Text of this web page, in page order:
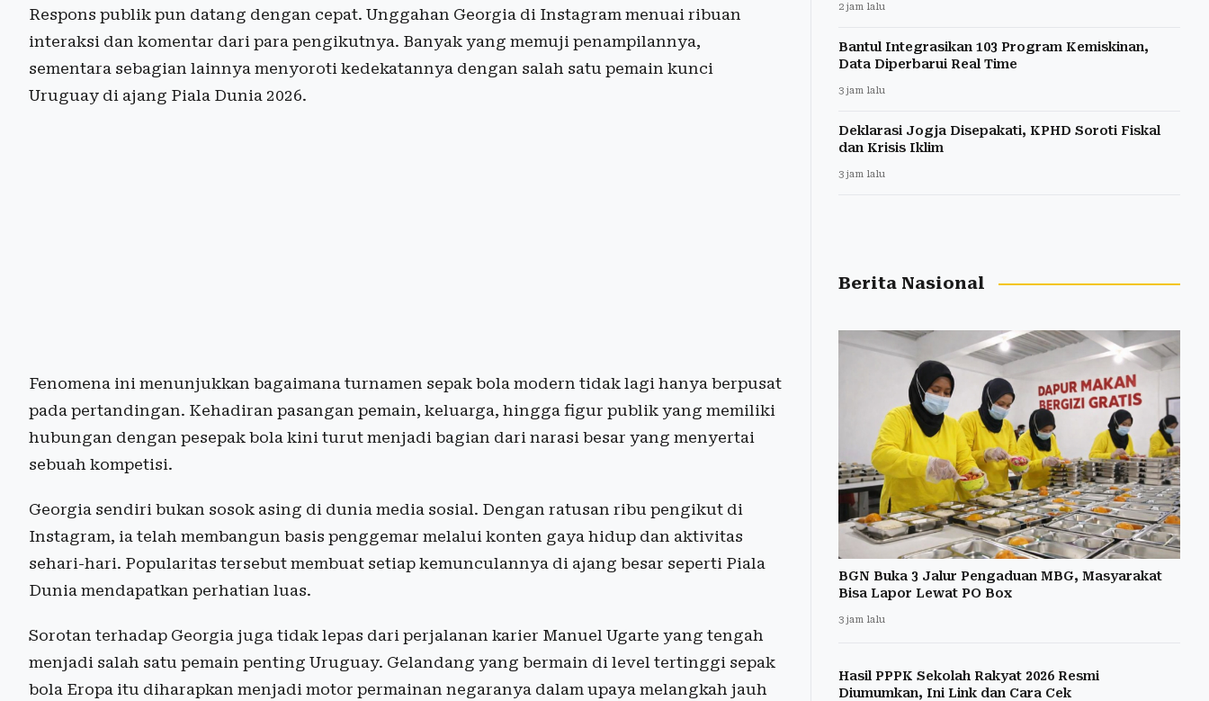
Respons publik pun datang dengan cepat. Unggahan Georgia di Instagram menuai ribuan
interaksi dan komentar dari para pengikutnya. Banyak yang memuji penampilannya,
sementara sebagian lainnya menyoroti kedekatannya dengan salah satu pemain kunci
Uruguay di ajang Piala Dunia 2026.
Fenomena ini menunjukkan bagaimana turnamen sepak bola modern tidak lagi hanya berpusat
pada pertandingan. Kehadiran pasangan pemain, keluarga, hingga figur publik yang memiliki
hubungan dengan pesepak bola kini turut menjadi bagian dari narasi besar yang menyertai
sebuah kompetisi.
Georgia sendiri bukan sosok asing di dunia media sosial. Dengan ratusan ribu pengikut di
Instagram, ia telah membangun basis penggemar melalui konten gaya hidup dan aktivitas
sehari-hari. Popularitas tersebut membuat setiap kemunculannya di ajang besar seperti Piala
Dunia mendapatkan perhatian luas.
Sorotan terhadap Georgia juga tidak lepas dari perjalanan karier Manuel Ugarte yang tengah
menjadi salah satu pemain penting Uruguay. Gelandang yang bermain di level tertinggi sepak
bola Eropa itu diharapkan menjadi motor permainan negaranya dalam upaya melangkah jauh
2 jam lalu
Bantul Integrasikan 103 Program Kemiskinan,
Data Diperbarui Real Time
3 jam lalu
Deklarasi Jogja Disepakati, KPHD Soroti Fiskal
dan Krisis Iklim
3 jam lalu
Berita Nasional
BGN Buka 3 Jalur Pengaduan MBG, Masyarakat
Bisa Lapor Lewat PO Box
3 jam lalu
Hasil PPPK Sekolah Rakyat 2026 Resmi
Diumumkan, Ini Link dan Cara Cek